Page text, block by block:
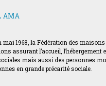
AMA
mai 1968, la Fédération des
assurant l’accueil, l’hébergement
mais aussi des personnes
en grande précarité sociale.